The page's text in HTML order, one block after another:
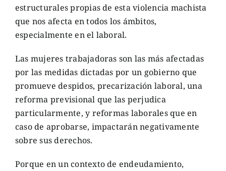
estructurales propias de esta violencia machista
que nos afecta en todos los ámbitos,
especialmente en el laboral.
Las mujeres trabajadoras son las más afectadas
por las medidas dictadas por un gobierno que
promueve despidos, precarización laboral, una
reforma previsional que las perjudica
particularmente, y reformas laborales que en
caso de aprobarse, impactarán negativamente
sobre sus derechos.
Porque en un contexto de endeudamiento,